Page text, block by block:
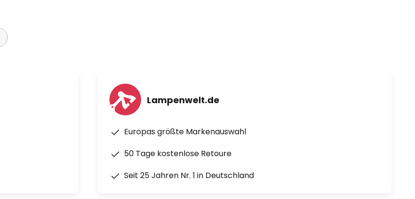
Lampenwelt.de
Europas größte Markenauswahl
50 Tage kostenlose Retoure
Seit 25 Jahren Nr. 1 in Deutschland